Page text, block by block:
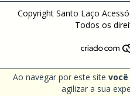
Ao navegar por este site
agilizar a sua
Copyright Santo Laço
Todos os